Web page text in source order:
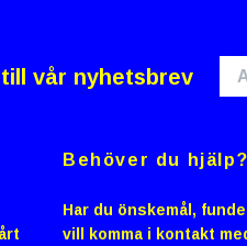
vår nyhetsbrev
Behöver du hjälp?
Har du önskemål,
vill komma i kontakt